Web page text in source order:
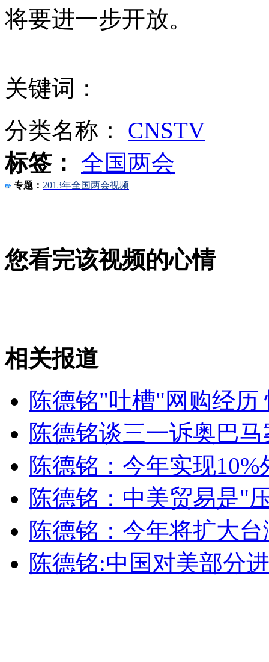
31岁美女教授拿4个硕士1个博士学位
女孩北京地铁殴打老人 痛下狠手拳打脚踢
外交部：反对强权政治霸凌主义
消防员救轻生者 花炮节热闹非凡 减压"枕头大战"
将要进一步开放。
关键词：
分类名称： CNSTV
标签：
全国两会
专题： 2013年全国两会视频
您看完该视频的心情
相关报道
陈德铭"吐槽"网购经历
陈德铭谈三一诉奥巴
陈德铭：今年实现
陈德铭：中美贸易是"
陈德铭：今年将扩大
陈德铭:中国对美部分